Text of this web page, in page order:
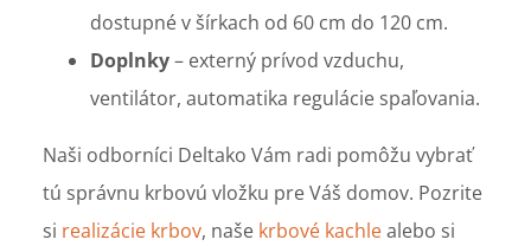
dostupné v šírkach od 60 cm do 120 cm.
Doplnky– externý prívod vzduchu,
ventilátor, automatika regulácie spaľovania.
Naši odborníci Deltako Vám radi pomôžu vybrať
tú správnu krbovú vložku pre Váš domov. Pozrite
si realizácie krbov, naše krbové kachlealebo si